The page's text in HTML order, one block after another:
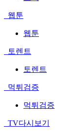
웹툰
웹툰
토렌트
토렌트
먹튀검증
먹튀검증
TV다시보기